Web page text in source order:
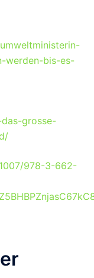
werden-bis-es-
grosse-
978-3-662-